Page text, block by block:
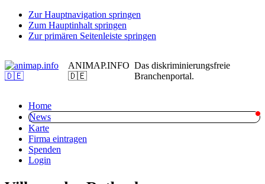
Zur Hauptnavigation springen
Zum Hauptinhalt springen
Zur primären Seitenleiste springen
ANIMAP.INFO
🇩🇪
Das diskriminierungsfreie
Branchenportal.
Home
News
Karte
Firma eintragen
Spenden
Login